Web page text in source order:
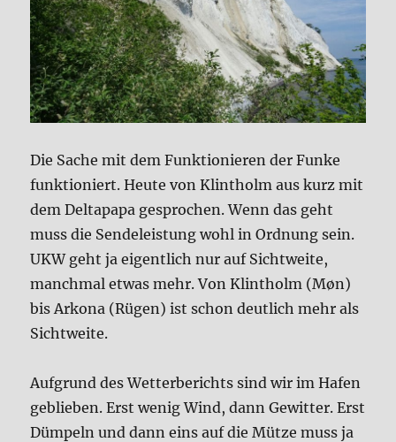
Die Sache mit dem Funktionieren der Funke
funktioniert. Heute von Klintholm aus kurz mit
dem Deltapapa gesprochen. Wenn das geht
muss die Sendeleistung wohl in Ordnung sein.
UKW geht ja eigentlich nur auf Sichtweite,
manchmal etwas mehr. Von Klintholm (Møn)
bis Arkona (Rügen) ist schon deutlich mehr als
Sichtweite.
Aufgrund des Wetterberichts sind wir im Hafen
geblieben. Erst wenig Wind, dann Gewitter. Erst
Dümpeln und dann eins auf die Mütze muss ja